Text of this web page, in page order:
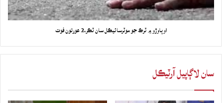
اوٻاوڙو ۾ ٽرڪ جو موٽرسائيڪل سان ٽڪر،2 عورتون فوت
سان لاڳاپيل آرٽيڪل